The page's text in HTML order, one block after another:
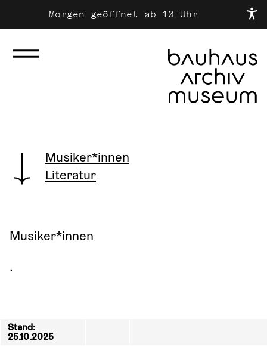
Morgen geöffnet ab 10 Uhr
Musiker*innen
Literatur
Musiker*innen
.
Stand:
25.10.2025